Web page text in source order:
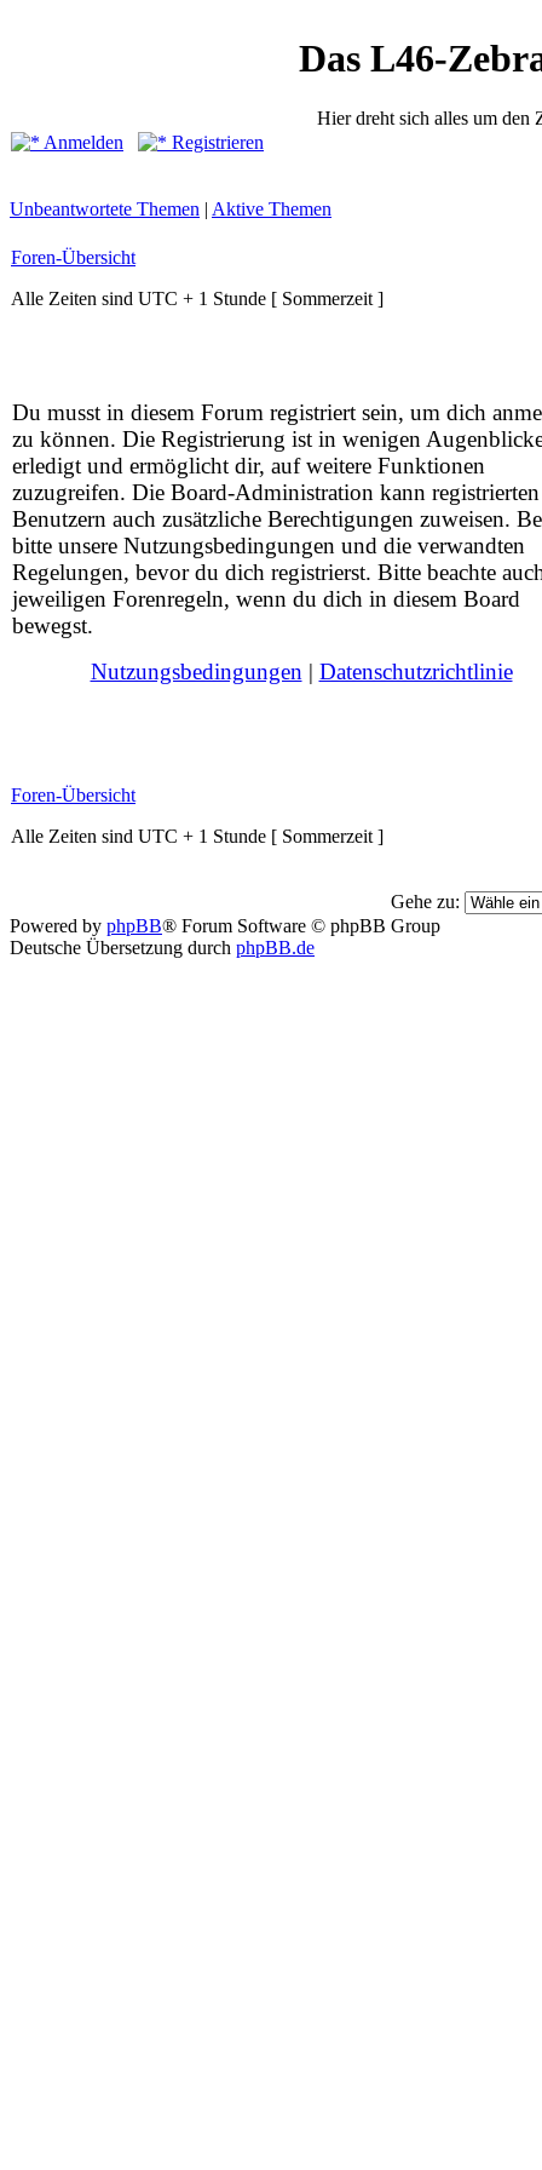
Das L46-
Hier dreht sich alles um den
Anmelden
Registrieren
Unbeantwortete Themen | Aktive Themen
Foren-Übersicht
Alle Zeiten sind UTC + 1 Stunde [ Sommerzeit ]
Du musst in diesem Forum registriert sein, um dich
zu können. Die Registrierung ist in wenigen
erledigt und ermöglicht dir, auf weitere Funktionen
zuzugreifen. Die Board-Administration kann registrierten
Benutzern auch zusätzliche Berechtigungen zuweisen.
bitte unsere Nutzungsbedingungen und die verwandten
Regelungen, bevor du dich registrierst. Bitte beachte
jeweiligen Forenregeln, wenn du dich in diesem Board
bewegst.
Nutzungsbedingungen | Datenschutzrichtlinie
Foren-Übersicht
Alle Zeiten sind UTC + 1 Stunde [ Sommerzeit ]
Gehe zu:
Powered by phpBB® Forum Software © phpBB Group
Deutsche Übersetzung durch phpBB.de